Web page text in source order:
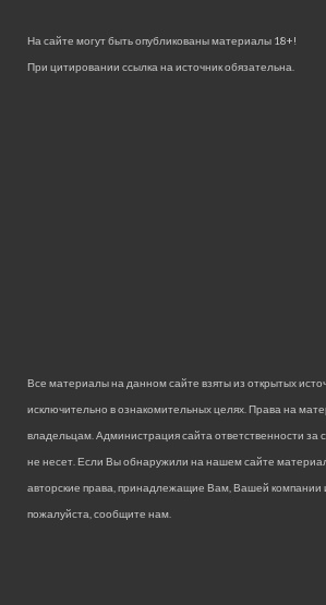
На сайте могут быть опубликованы материалы 18+!
При цитировании ссылка на источник обязательна.
Все материалы на данном сайте взяты из открытых
исключительно в ознакомительных целях. Права на
владельцам. Администрация сайта ответственности
не несет. Если Вы обнаружили на нашем сайте
авторские права, принадлежащие Вам, Вашей компании
пожалуйста, сообщите нам.